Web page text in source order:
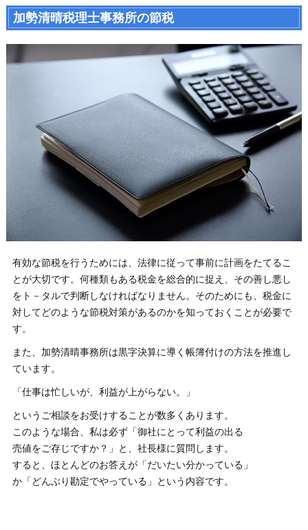
加勢清晴税理士事務所の節税
有効な節税を行うためには、法律に従って事前に計画をたてるこ
とが大切です。何種類もある税金を総合的に捉え、その善し悪し
をト－タルで判断しなければなりません。そのためにも、税金に
対してどのような節税対策があるのかを知っておくことが必要で
す。
また、加勢清晴事務所は黒字決算に導く帳簿付けの方法を推進し
ています。
「仕事は忙しいが、利益が上がらない。」
というご相談をお受けすることが数多くあります。
このような場合、私は必ず「御社にとって利益の出る
売値をご存じですか？」と、社長様に質問します。
すると、ほとんどのお答えが「だいたい分かっている」
か「どんぶり勘定でやっている」という内容です。